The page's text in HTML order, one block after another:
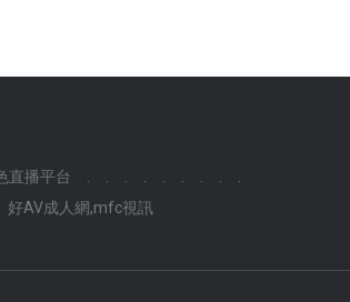
直播平台
好AV成人網,mfc視訊